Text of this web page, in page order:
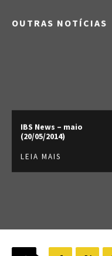
OUTRAS NOTÍCIAS
IBS News – maio
(20/05/2014)
LEIA MAIS